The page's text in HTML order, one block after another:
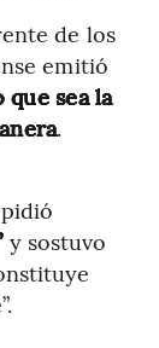
de los
emitió
que sea la
.
y sostuvo